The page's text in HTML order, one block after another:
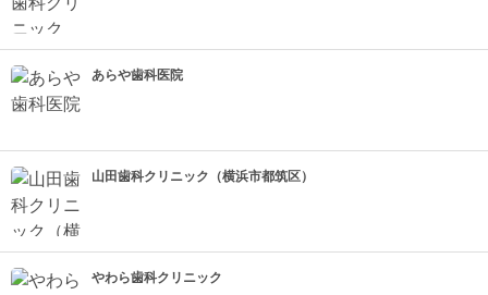
あらや歯科医院
山田歯科クリニック（横浜市都筑区）
やわら歯科クリニック